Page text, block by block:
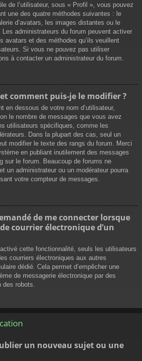
de l’utilisateur, sous « Profil », vous pouvez
une des quatre méthodes suivantes : le
d’avatars, les images distantes ou le
Les administrateurs du forum peuvent activer
avatars et des méthodes qu’ils veuillent
Si vous ne pouvez pas utiliser
à contacter un administrateur du forum.
comment puis-je le modifier ?
en dessous de votre nom d’utilisateur,
le nombre de messages que vous avez
utilisateurs spécifiques, comme les
Dans la plupart des cas, seul un
modifier le texte des rangs du forum. Merci
en publiant inutilement des messages
sur le forum. Beaucoup de forums ne
un administrateur ou un modérateur pourra
votre compteur de messages.
de me connecter lorsque
courrier électronique d’un
cette fonctionnalité, seuls les utilisateurs
courriers électroniques aux autres
dédié. Cela permet d’empêcher une
de messagerie électronique par des
robots.
un nouveau sujet ou une